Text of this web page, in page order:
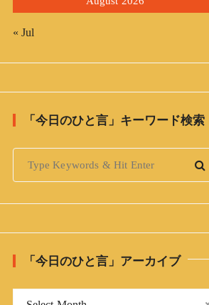
« Jul
「今日のひと言」キーワード検索
「今日のひと言」アーカイブ